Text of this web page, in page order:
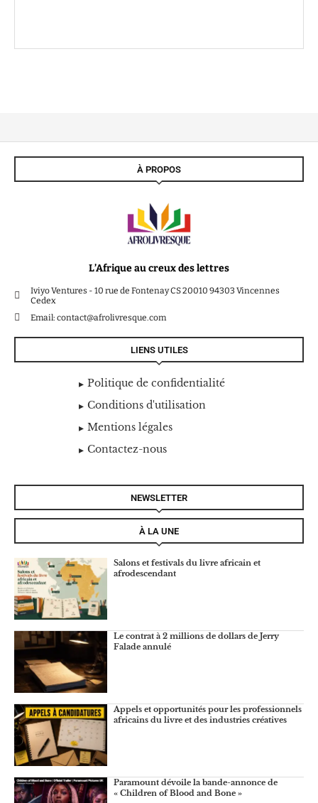
À PROPOS
L’Afrique au creux des lettres
Iviyo Ventures - 10 rue de Fontenay CS 20010 94303 Vincennes
Cedex
Email: contact@afrolivresque.com
LIENS UTILES
Politique de confidentialité
Conditions d'utilisation
Mentions légales
Contactez-nous
NEWSLETTER
À LA UNE
Salons et festivals du livre africain et
afrodescendant
Le contrat à 2 millions de dollars de Jerry
Falade annulé
Appels et opportunités pour les professionnels
africains du livre et des industries créatives
Paramount dévoile la bande-annonce de
« Children of Blood and Bone »